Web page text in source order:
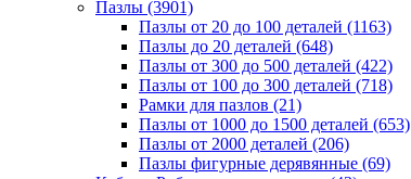
Пазлы (3901)
Пазлы от 20 до 100 деталей (1163)
Пазлы до 20 деталей (648)
Пазлы от 300 до 500 деталей (422)
Пазлы от 100 до 300 деталей (718)
Рамки для пазлов (21)
Пазлы от 1000 до 1500 деталей (653)
Пазлы от 2000 деталей (206)
Пазлы фигурные дерявянные (69)